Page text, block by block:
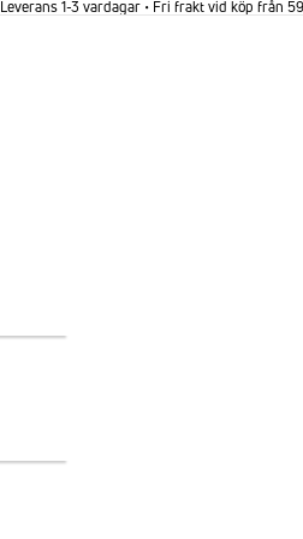
Leverans 1-3 vardagar • Fri frakt vid köp från